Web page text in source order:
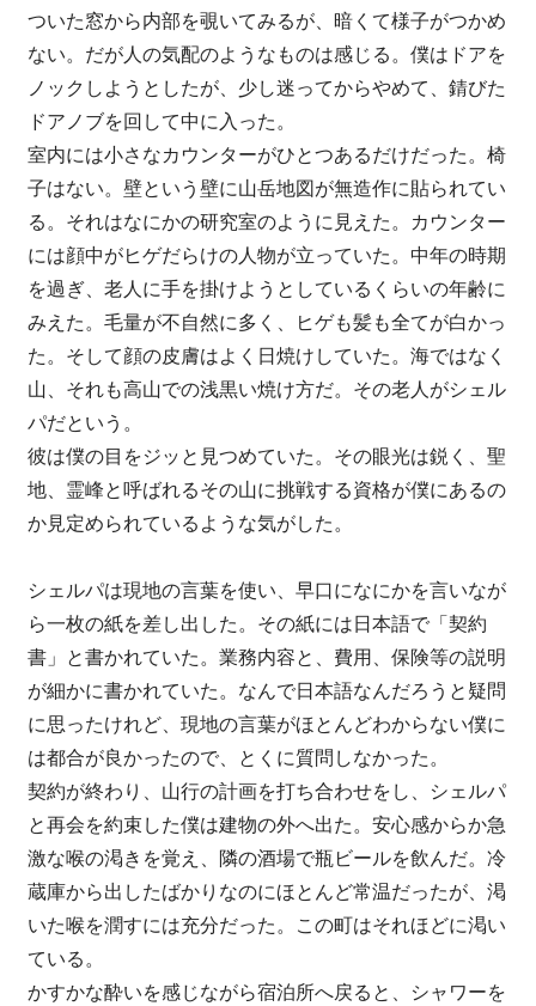
ついた窓から内部を覗いてみるが、暗くて様子がつかめ
ない。だが人の気配のようなものは感じる。僕はドアを
ノックしようとしたが、少し迷ってからやめて、錆びた
ドアノブを回して中に入った。
室内には小さなカウンターがひとつあるだけだった。椅
子はない。壁という壁に山岳地図が無造作に貼られてい
る。それはなにかの研究室のように見えた。カウンター
には顔中がヒゲだらけの人物が立っていた。中年の時期
を過ぎ、老人に手を掛けようとしているくらいの年齢に
みえた。毛量が不自然に多く、ヒゲも髪も全てが白かっ
た。そして顔の皮膚はよく日焼けしていた。海ではなく
山、それも高山での浅黒い焼け方だ。その老人がシェル
パだという。
彼は僕の目をジッと見つめていた。その眼光は鋭く、聖
地、霊峰と呼ばれるその山に挑戦する資格が僕にあるの
か見定められているような気がした。
シェルパは現地の言葉を使い、早口になにかを言いなが
ら一枚の紙を差し出した。その紙には日本語で「契約
書」と書かれていた。業務内容と、費用、保険等の説明
が細かに書かれていた。なんで日本語なんだろうと疑問
に思ったけれど、現地の言葉がほとんどわからない僕に
は都合が良かったので、とくに質問しなかった。
契約が終わり、山行の計画を打ち合わせをし、シェルパ
と再会を約束した僕は建物の外へ出た。安心感からか急
激な喉の渇きを覚え、隣の酒場で瓶ビールを飲んだ。冷
蔵庫から出したばかりなのにほとんど常温だったが、渇
いた喉を潤すには充分だった。この町はそれほどに渇い
ている。
かすかな酔いを感じながら宿泊所へ戻ると、シャワーを